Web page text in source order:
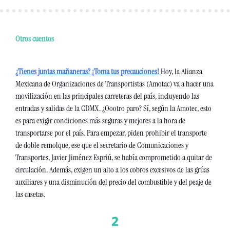
Otros cuentos
¿Tienes juntas mañaneras? ¡Toma tus precauciones!Hoy, la Alianza
Mexicana de Organizaciones de Transportistas (Amotac) va a hacer una
movilización en las principales carreteras del país, incluyendo las
entradas y salidas de la CDMX. ¿Oootro paro? Sí, según la Amotec, esto
es para exigir condiciones más seguras y mejores a la hora de
transportarse por el país. Para empezar, piden prohibir el transporte
de doble remolque, ese que el secretario de Comunicaciones y
Transportes, Javier Jiménez Espriú, se había comprometido a quitar de
circulación. Además, exigen un alto a los cobros excesivos de las grúas
auxiliares y una disminución del precio del combustible y del peaje de
las casetas.